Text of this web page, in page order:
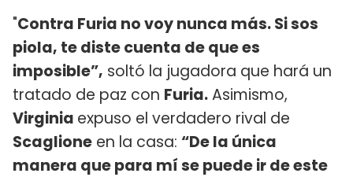
"Contra Furia no voy nunca más. Si sos
piola, te diste cuenta de que es
imposible”, soltó la jugadora que hará un
tratado de paz con Furia.Asimismo,
Virginia expuso el verdadero rival de
Scaglione en la casa: “De la única
manera que para mí se puede ir de este